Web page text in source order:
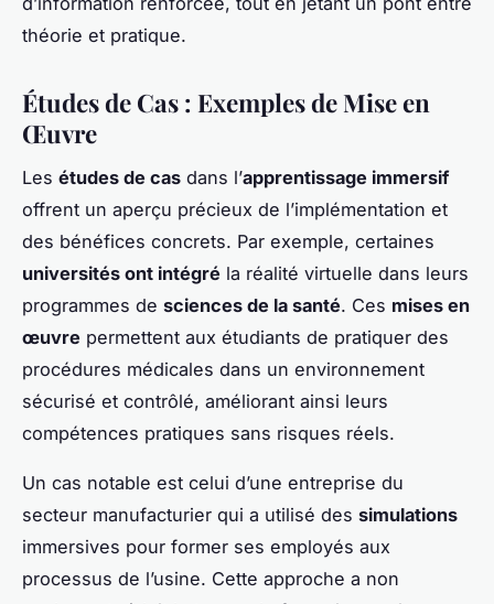
théorie et pratique.
Études de Cas : Exemples de Mise en
Œuvre
Les études de cas dans l’apprentissage immersif
offrent un aperçu précieux de l’implémentation et
des bénéfices concrets. Par exemple, certaines
universités ont intégré la réalité virtuelle dans leurs
programmes de sciences de la santé. Ces mises en
œuvre permettent aux étudiants de pratiquer des
procédures médicales dans un environnement
sécurisé et contrôlé, améliorant ainsi leurs
compétences pratiques sans risques réels.
Un cas notable est celui d’une entreprise du
secteur manufacturier qui a utilisé des simulations
immersives pour former ses employés aux
processus de l’usine. Cette approche a non